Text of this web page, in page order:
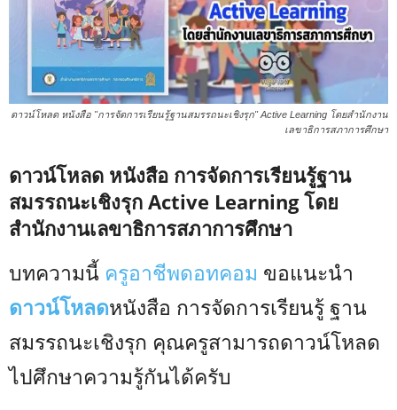
ดาวน์โหลด หนังสือ "การจัดการเรียนรู้ฐานสมรรถนะเชิงรุก" Active Learning โดยสำนักงาน
เลขาธิการสภาการศึกษา
ดาวน์โหลด หนังสือ การจัดการเรียนรู้ฐาน
สมรรถนะเชิงรุก Active Learning โดย
สำนักงานเลขาธิการสภาการศึกษา
บทความนี้ ครูอาชีพดอทคอม ขอแนะนำ
ดาวน์โหลดหนังสือ การจัดการเรียนรู้ ฐาน
สมรรถนะเชิงรุก คุณครูสามารถดาวน์โหลด
ไปศึกษาความรู้กันได้ครับ